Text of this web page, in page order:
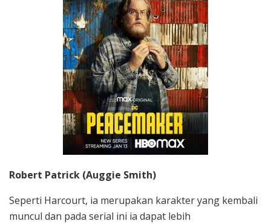
Robert Patrick (Auggie Smith)
Seperti Harcourt, ia merupakan karakter yang kembali
muncul dan pada serial ini ia dapat lebih